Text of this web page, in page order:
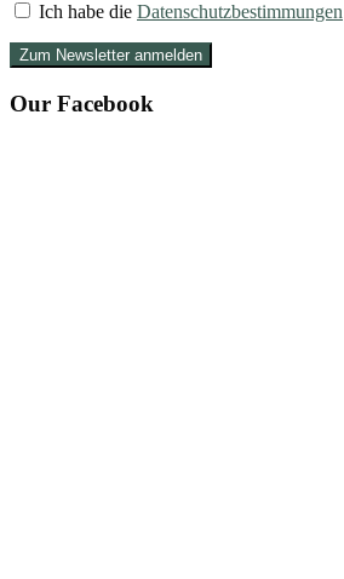
Ich habe die Datenschutzbestimmungen
Our Facebook